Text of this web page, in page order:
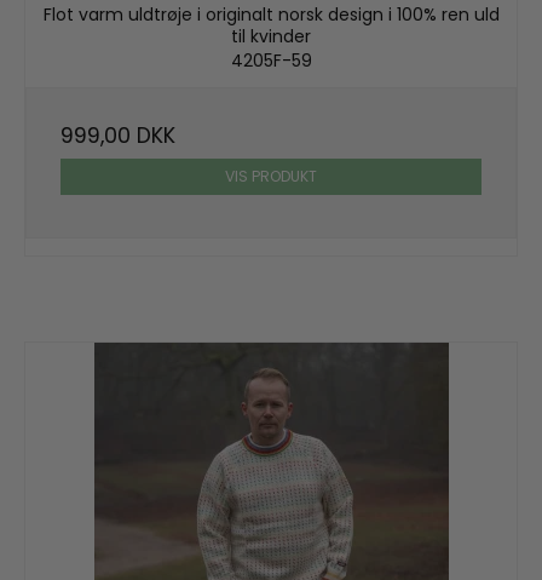
Flot varm uldtrøje i originalt norsk design i 100% ren uld
til kvinder
4205F-59
999,00 DKK
VIS PRODUKT